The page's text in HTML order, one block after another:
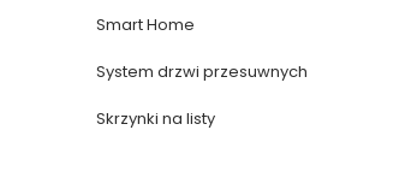
Smart Home
System drzwi przesuwnych
Skrzynki na listy